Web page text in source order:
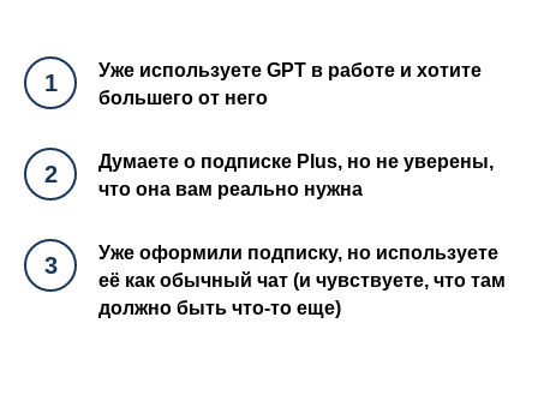
1
Уже используете GPT в работе и хотите
большего от него
2
Думаете о подписке Plus, но не уверены,
что она вам реально нужна
3
Уже оформили подписку, но используете
её как обычный чат (и чувствуете, что там
должно быть что-то еще)